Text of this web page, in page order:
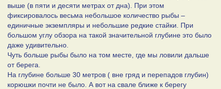
выше (в пяти и десяти метрах от дна). При этом
фиксировалось весьма небольшое количество рыбы –
единичные экземпляры и небольшие редкие стайки. При
большом углу обзора на такой значительной глубине это было
даже удивительно.
Чуть больше рыбы было на том месте, где мы ловили дальше
от берега.
На глубине больше 30 метров ( вне гряд и перепадов глубин)
корюшки почти не было. А вот на свале ближе к берегу